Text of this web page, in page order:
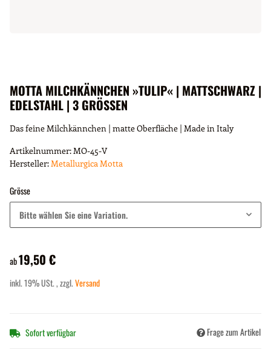
MOTTA MILCHKÄNNCHEN »TULIP« | MATTSCHWARZ |
EDELSTAHL | 3 GRÖSSEN
Das feine Milchkännchen | matte Oberfläche | Made in Italy
Artikelnummer:MO-45-V
Hersteller:Metallurgica Motta
Grösse
Bitte wählen Sie eine Variation.
ab19,50 €
inkl. 19% USt. , zzgl.Versand
Sofort verfügbar Frage zum Artikel